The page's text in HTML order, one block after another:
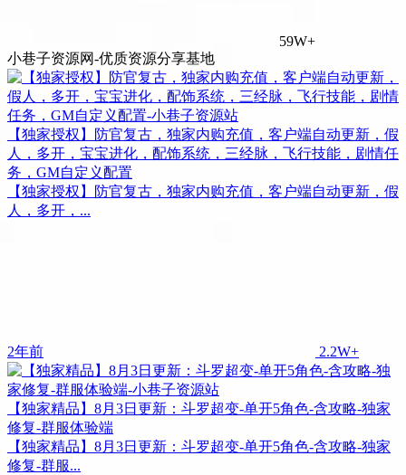
59W+
小巷子资源网-优质资源分享基地
【独家授权】防官复古，独家内购充值，客户端自动更新，假
人，多开，宝宝进化，配饰系统，三经脉，飞行技能，剧情任
务，GM自定义配置
【独家授权】防官复古，独家内购充值，客户端自动更新，假
人，多开，...
2年前 2.2W+
【独家精品】8月3日更新：斗罗超变-单开5角色-含攻略-独家
修复-群服体验端
【独家精品】8月3日更新：斗罗超变-单开5角色-含攻略-独家
修复-群服...